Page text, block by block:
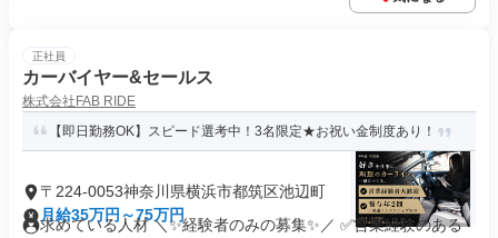
正社員
カーバイヤー&セールス
株式会社FAB RIDE
【即日勤務OK】スピード選考中！3名限定★お祝い金制度あり！
〒224-0053神奈川県横浜市都筑区池辺町
月給35万円～75万円
求めている人材 ＼✨経験者のみの募集✨／ ✅営業経験のある